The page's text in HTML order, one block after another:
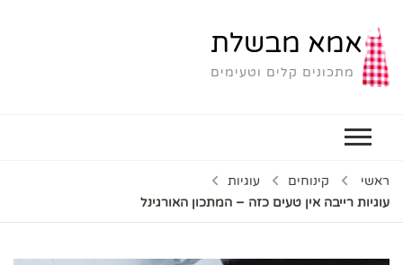
אמא מבשלת
מתכונים קלים וטעימים
ראשי קינוחים
עוגיות
עוגיות רייבה אין טעים כזה – המתכון האורגינל